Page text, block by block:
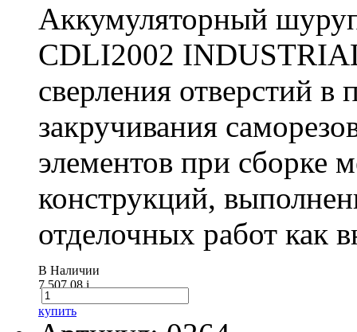
Аккумуляторный
CDLI2002
сверления отверстий в
закручивания
элементов при сборке
конструкций,
отделочных работ как
В Наличии
7 507.08i
купить